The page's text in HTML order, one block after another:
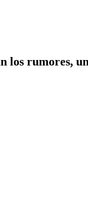
los rumores,